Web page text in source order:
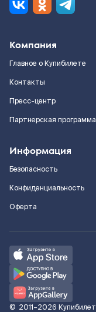
Компания
Главное о Купибилете
Контакты
Пресс-центр
Партнерская программа
Информация
Безопасность
Конфиденциальность
Оферта
© 2011–2026 Купибилет